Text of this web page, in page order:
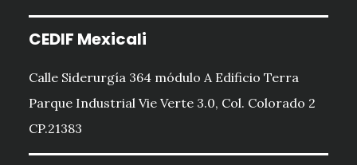
CEDIF Mexicali
Calle Siderurgía 364 módulo A Edificio Terra
Parque Industrial Vie Verte 3.0, Col. Colorado 2
CP.21383